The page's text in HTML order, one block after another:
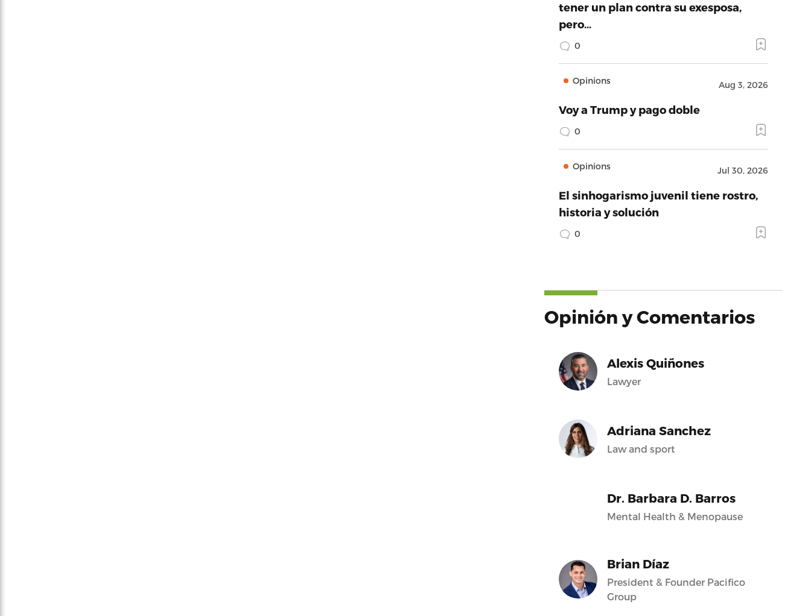
tener un plan contra su exesposa,
pero…
0
Opinions Aug 3, 2026
Voy a Trump y pago doble
0
Opinions Jul 30, 2026
El sinhogarismo juvenil tiene rostro,
historia y solución
0
Opinión y Comentarios
Alexis Quiñones
Lawyer
Adriana Sanchez
Law and sport
Dr. Barbara D. Barros
Mental Health & Menopause
Brian Díaz
President & Founder Pacifico
Group